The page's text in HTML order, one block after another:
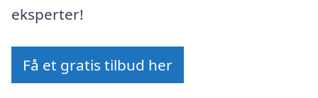
eksperter!
Få et gratis tilbud her